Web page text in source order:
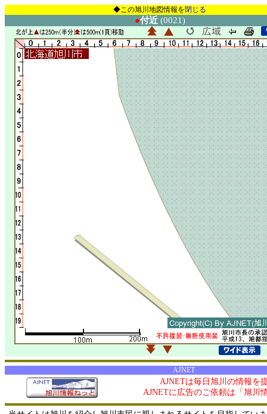
◆この旭川地図情報を閉じる
●付近(0021)
AJNET
AJNETは毎日旭川の情報を
AJNETに広告のご依頼は「旭川